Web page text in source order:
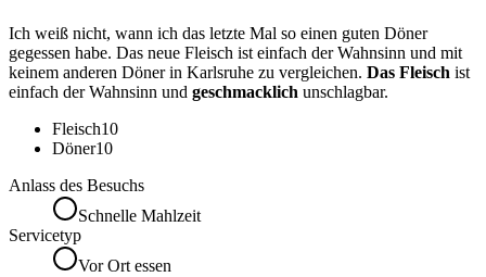
Ich weiß nicht, wann ich das letzte Mal so einen guten Döner
gegessen habe. Das neue Fleisch ist einfach der Wahnsinn und mit
keinem anderen Döner in Karlsruhe zu vergleichen. Das Fleisch ist
einfach der Wahnsinn und geschmacklich unschlagbar.
Fleisch10
Döner10
Anlass des Besuchs
Schnelle Mahlzeit
Servicetyp
Vor Ort essen